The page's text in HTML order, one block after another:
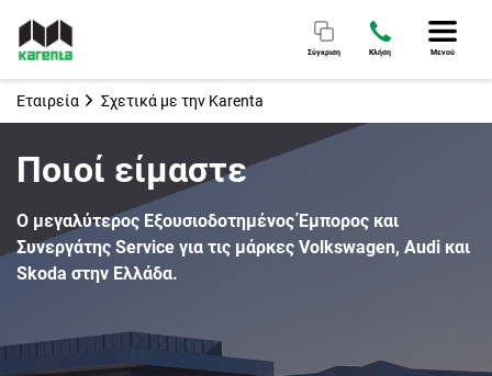
Μενού
Σύγκριση Κλήση
Εταιρεία Σχετικά με την Karenta
Ποιοί είμαστε
Ο μεγαλύτερος Εξουσιοδοτημένος Έμπορος και
Συνεργάτης Service για τις μάρκες Volkswagen, Audi και
Skoda στην Ελλάδα.